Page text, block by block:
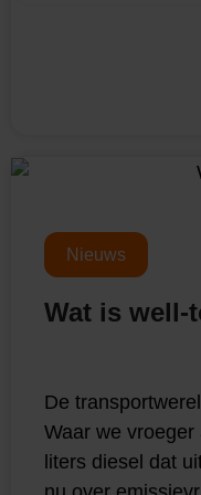
Nieuws
Wat is well-
De
Waar we vroeger
liters diesel dat